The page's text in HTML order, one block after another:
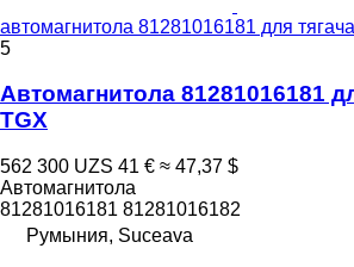
автомагнитола 81281016181 для
5
Автомагнитола 81281016181
TGX
562 300 UZS 41 € ≈ 47,37 $
Автомагнитола
81281016181 81281016182
Румыния, Suceava